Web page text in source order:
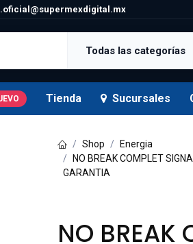
Todas las categorías
Tienda Sucursales
Shop
Energia
NO BREAK COMPLET
GARANTIA
NO BREAK